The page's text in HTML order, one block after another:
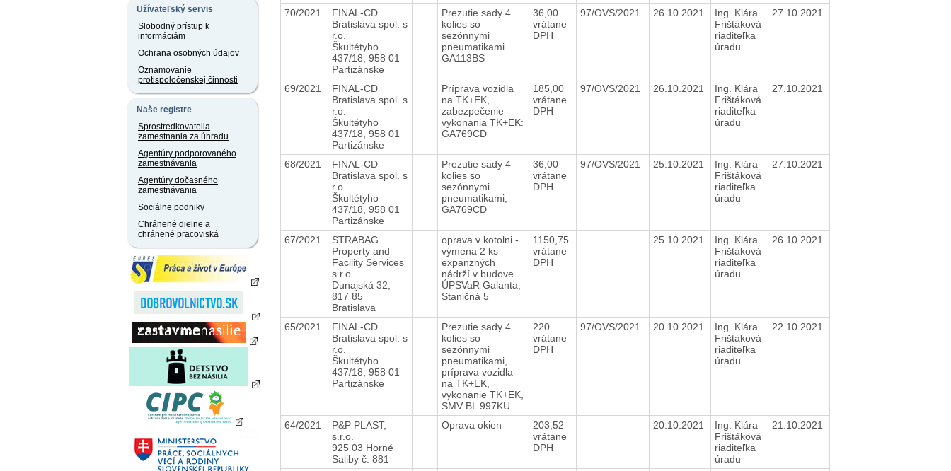
Užívateľský servis
Slobodný prístup k
informáciám
Ochrana osobných údajov
Oznamovanie
protispoločenskej činnosti
Naše registre
Sprostredkovatelia
zamestnania za úhradu
Agentúry podporovaného
zamestnávania
Agentúry dočasného
zamestnávania
Sociálne podniky
Chránené dielne a
chránené pracoviská
70/2021
FINAL-CD
Bratislava spol. s
r.o.
Škultétyho
437/18, 958 01
Partizánske
Prezutie sady 4
kolies so
sezónnymi
pneumatikami.
GA113BS
36,00
vrátane
DPH
97/OVS/2021 26.10.2021
Ing. Klára
Frištáková
riaditeľka
úradu
27.10.2021
69/2021
FINAL-CD
Bratislava spol. s
r.o.
Škultétyho
437/18, 958 01
Partizánske
Príprava vozidla
na TK+EK,
zabezpečenie
vykonania TK+EK:
GA769CD
185,00
vrátane
DPH
97/OVS/2021 26.10.2021
Ing. Klára
Frištáková
riaditeľka
úradu
27.10.2021
68/2021
FINAL-CD
Bratislava spol. s
r.o.
Škultétyho
437/18, 958 01
Partizánske
Prezutie sady 4
kolies so
sezónnymi
pneumatikami,
GA769CD
36,00
vrátane
DPH
97/OVS/2021 25.10.2021
Ing. Klára
Frištáková
riaditeľka
úradu
27.10.2021
67/2021
STRABAG
Property and
Facility Services
s.r.o.
Dunajská 32,
817 85
Bratislava
oprava v kotolni -
výmena 2 ks
expanzných
nádrží v budove
ÚPSVaR Galanta,
Staničná 5
1150,75
vrátane
DPH
25.10.2021
Ing. Klára
Frištáková
riaditeľka
úradu
26.10.2021
65/2021
FINAL-CD
Bratislava spol. s
r.o.
Škultétyho
437/18, 958 01
Partizánske
Prezutie sady 4
kolies so
sezónnymi
pneumatikami,
príprava vozidla
na TK+EK,
vykonanie TK+EK,
SMV BL 997KU
220
vrátane
DPH
97/OVS/2021 20.10.2021
Ing. Klára
Frištáková
riaditeľka
úradu
22.10.2021
64/2021
P&P PLAST,
s.r.o.
925 03 Horné
Saliby č. 881
Oprava okien
203,52
vrátane
DPH
20.10.2021
Ing. Klára
Frištáková
riaditeľka
úradu
21.10.2021